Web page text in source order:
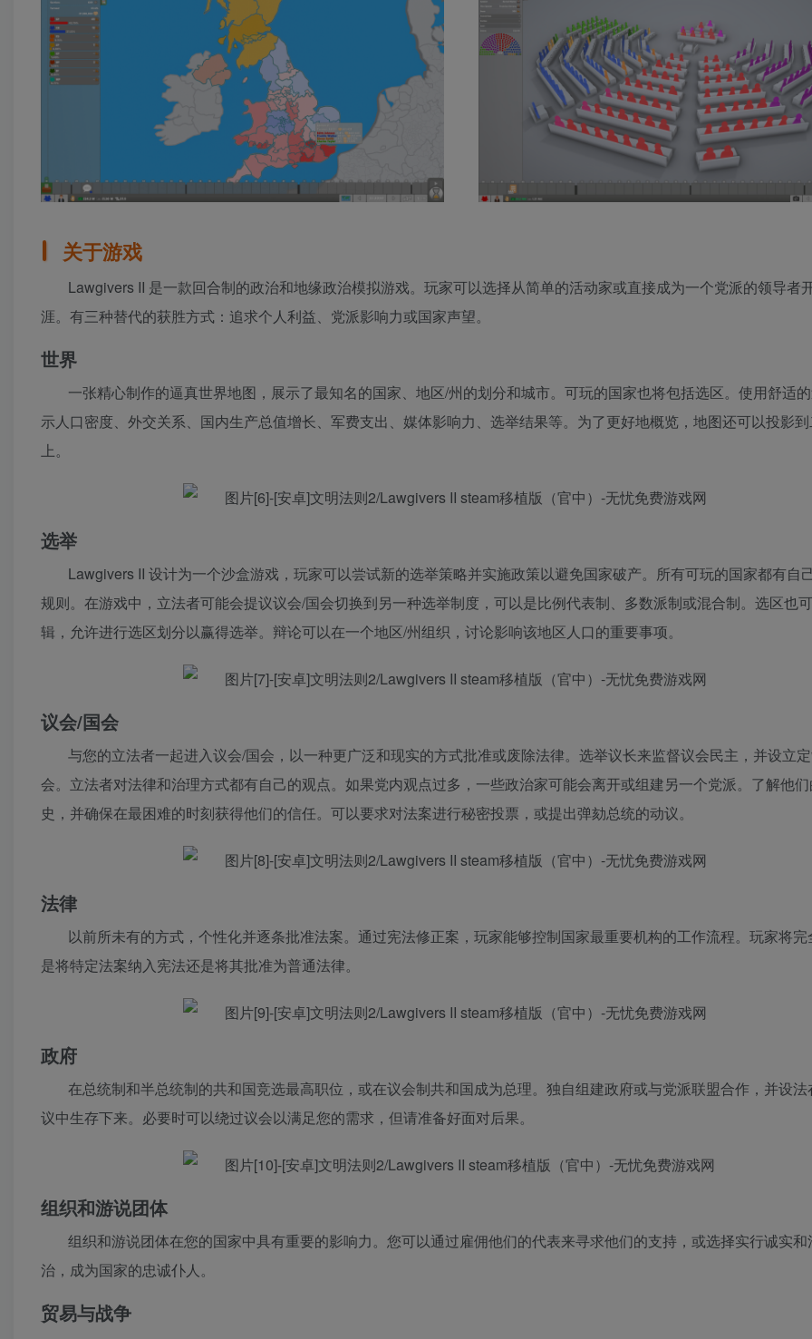
关于游戏
Lawgivers II 是一款回合制的政治和地缘政治模拟游戏。玩家可以选择从简单的活动家或直接成为一个党派的领导者
涯。有三种替代的获胜方式：追求个人利益、党派影响力或国家声望。
世界
一张精心制作的逼真世界地图，展示了最知名的国家、地区/州的划分和城市。可玩的国家也将包括选区。使用舒适
示人口密度、外交关系、国内生产总值增长、军费支出、媒体影响力、选举结果等。为了更好地概览，地图还可以投影
上。
选举
Lawgivers II 设计为一个沙盒游戏，玩家可以尝试新的选举策略并实施政策以避免国家破产。所有可玩的国家都有自
规则。在游戏中，立法者可能会提议议会/国会切换到另一种选举制度，可以是比例代表制、多数派制或混合制。选区也
辑，允许进行选区划分以赢得选举。辩论可以在一个地区/州组织，讨论影响该地区人口的重要事项。
议会/国会
与您的立法者一起进入议会/国会，以一种更广泛和现实的方式批准或废除法律。选举议长来监督议会民主，并设立
会。立法者对法律和治理方式都有自己的观点。如果党内观点过多，一些政治家可能会离开或组建另一个党派。了解他
史，并确保在最困难的时刻获得他们的信任。可以要求对法案进行秘密投票，或提出弹劾总统的动议。
法律
以前所未有的方式，个性化并逐条批准法案。通过宪法修正案，玩家能够控制国家最重要机构的工作流程。玩家将完
是将特定法案纳入宪法还是将其批准为普通法律。
政府
在总统制和半总统制的共和国竞选最高职位，或在议会制共和国成为总理。独自组建政府或与党派联盟合作，并设法
议中生存下来。必要时可以绕过议会以满足您的需求，但请准备好面对后果。
组织和游说团体
组织和游说团体在您的国家中具有重要的影响力。您可以通过雇佣他们的代表来寻求他们的支持，或选择实行诚实和
治，成为国家的忠诚仆人。
贸易与战争